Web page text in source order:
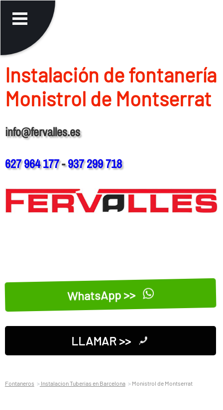
Instalación de fontanerí­a
Monistrol de Montserrat
info@fervalles.es
627 964 177-937 299 718
WhatsApp >>
LLAMAR >>
Fontaneros Instalacion Tuberias en Barcelona Monistrol de Montserrat